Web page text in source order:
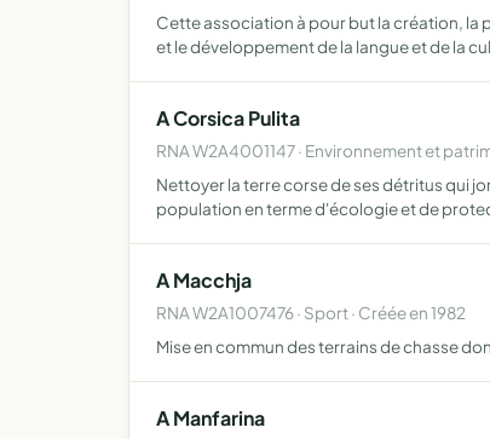
Cette association à pour but la création,
et le développement de la langue et de la
A Corsica Pulita
RNA W2A4001147 · Environnement et
Nettoyer la terre corse de ses détritus qui
population en terme d'écologie et de
A Macchja
RNA W2A1007476 · Sport · Créée en 1982
Mise en commun des terrains de chasse
A Manfarina